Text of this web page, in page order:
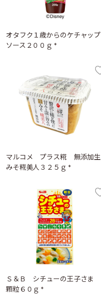
オタフク１歳からのケチャップ
ソース２００ｇ *
マルコメ プラス糀 無添加生
みそ糀美人３２５ｇ *
Ｓ＆Ｂ シチューの王子さま
顆粒６０ｇ *